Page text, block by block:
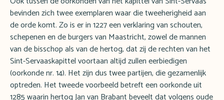
bevinden zich twee exemplaren waar die tweeherigheid aan
de orde komt. Zo is er in 1227 een verklaring van schouten,
schepenen en de burgers van Maastricht, zowel de mannen
van de bisschop als van de hertog, dat zij de rechten van het
Sint-Servaaskapittel voortaan altijd zullen eerbiedigen
(oorkonde nr. 14). Het zijn dus twee partijen, die gezamenlijk
optreden. Het tweede voorbeeld betreft een oorkonde uit
1285 waarin hertog Jan van Brabant beveelt dat volgens oude